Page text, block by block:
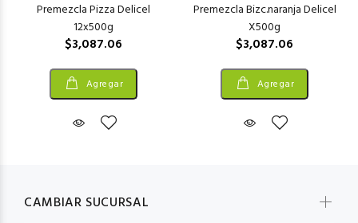
Premezcla Pizza Delicel
12x500g
$3,087.06
Agregar
Premezcla Bizc.naranja Delicel
X500g
$3,087.06
Agregar
CAMBIAR SUCURSAL